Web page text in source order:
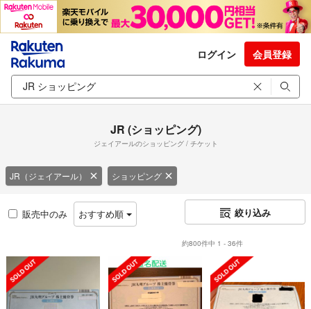
ログイン 会員登録
JR (ショッピング)
ジェイアールのショッピング / チケット
JR（ジェイアール） ショッピング
販売中のみ おすすめ順 絞り込み
約800件中 1 - 36件